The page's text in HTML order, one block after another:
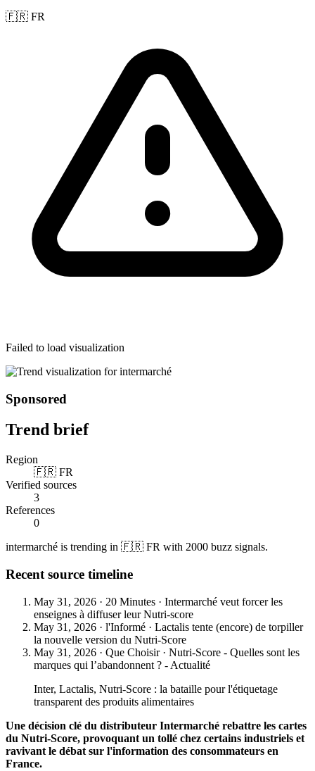
🇫🇷 FR
Failed to load visualization
Sponsored
Trend brief
Region
🇫🇷 FR
Verified sources
3
References
0
intermarché is trending in 🇫🇷 FR with 2000 buzz signals.
Recent source timeline
May 31, 2026 · 20 Minutes · Intermarché veut forcer les
enseignes à diffuser leur Nutri-score
May 31, 2026 · l'Informé · Lactalis tente (encore) de torpiller
la nouvelle version du Nutri-Score
May 31, 2026 · Que Choisir · Nutri-Score - Quelles sont les
marques qui l’abandonnent ? - Actualité
Inter, Lactalis, Nutri-Score : la bataille pour l'étiquetage
transparent des produits alimentaires
Une décision clé du distributeur Intermarché rebattre les cartes
du Nutri-Score, provoquant un tollé chez certains industriels et
ravivant le débat sur l'information des consommateurs en
France.